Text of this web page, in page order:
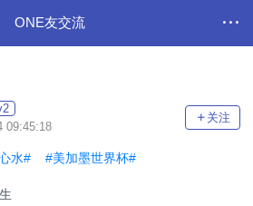
ONE友交流
09:45:18
关注
水# #美加墨世界杯#